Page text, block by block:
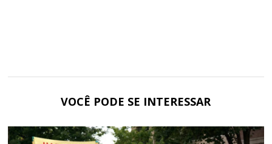
VOCÊ PODE SE INTERESSAR